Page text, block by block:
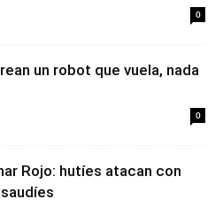
0
un robot que vuela, nada
0
Rojo: hutíes atacan con